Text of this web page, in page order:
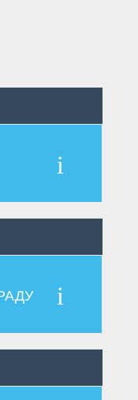
i
i